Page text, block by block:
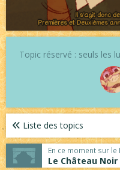
Topic réservé : seuls les
Liste des topics
En ce moment sur
Le Château Noir